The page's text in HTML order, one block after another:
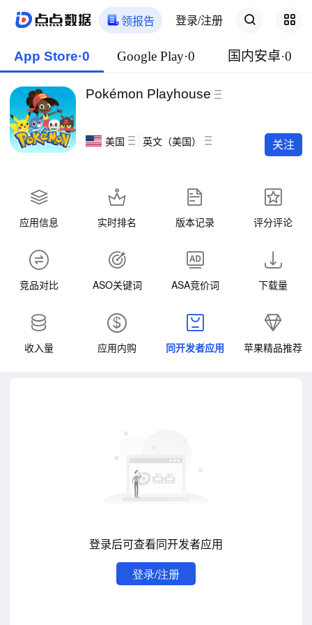
领报告 登录/注册
App Store·0 Google Play·0 国内安卓·0
Pokémon Playhouse
美国 英文（美国） 关注
应用信息 实时排名 版本记录 评分评论
竞品对比 ASO关键词 ASA竞价词 下载量
收入量 应用内购 同开发者应用 苹果精品推荐
登录后可查看同开发者应用
登录/注册